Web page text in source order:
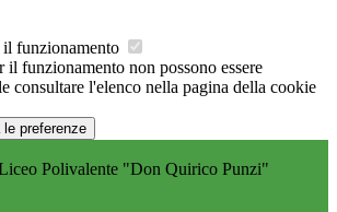
il funzionamento
il funzionamento non possono essere
consultare l'elenco nella pagina della cookie
le preferenze
Polivalente "Don Quirico Punzi"